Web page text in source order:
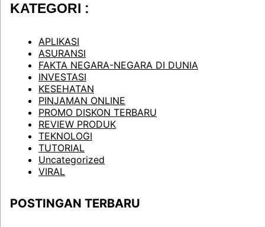
KATEGORI :
APLIKASI
ASURANSI
FAKTA NEGARA-NEGARA DI DUNIA
INVESTASI
KESEHATAN
PINJAMAN ONLINE
PROMO DISKON TERBARU
REVIEW PRODUK
TEKNOLOGI
TUTORIAL
Uncategorized
VIRAL
POSTINGAN TERBARU